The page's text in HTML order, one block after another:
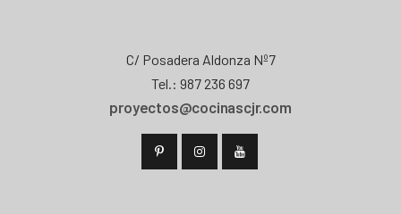
C/ Posadera Aldonza Nº7
Tel.: 987 236 697
proyectos@cocinascjr.com